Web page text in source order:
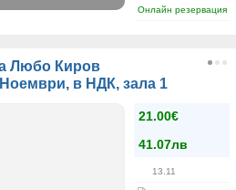
Онлайн резервация
Любо Киров
в НДК, зала 1
21.00€
41.07лв
13.11